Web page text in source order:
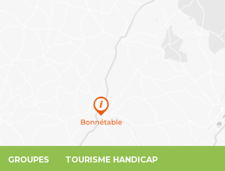
GROUPES TOURISME HANDICAP